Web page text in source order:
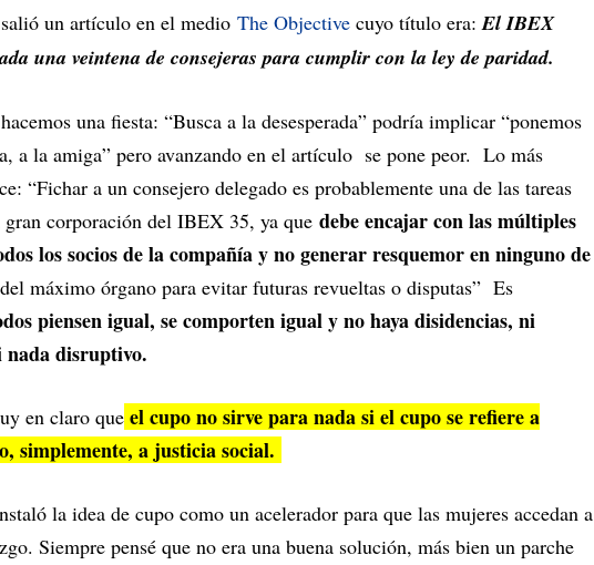
un artículo en el medio The Objective cuyo título era:El IBEX
una veintena de consejeras para cumplir con la ley de paridad.
una fiesta: “Busca a la desesperada” podría implicar “ponemos
a la amiga” pero avanzando en el artículo se pone peor. Lo más
“Fichar a un consejero delegado es probablemente una de las tareas
corporación del IBEX 35, ya que debe encajar con las múltiples
los socios de la compañía y no generar resquemor en ninguno de
del máximo órgano para evitar futuras revueltas o disputas” Es
piensen igual, se comporten igual y no haya disidencias, ni
nada disruptivo.
en claro que el cupo no sirve para nada si el cupo se refiere a
simplemente, a justicia social.
la idea de cupo como un acelerador para que las mujeres accedan a
Siempre pensé que no era una buena solución, más bien un parche